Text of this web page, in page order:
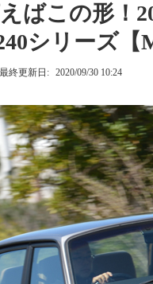
ばこの形！
シリーズ【
終更新日: 2020/09/30 10:24